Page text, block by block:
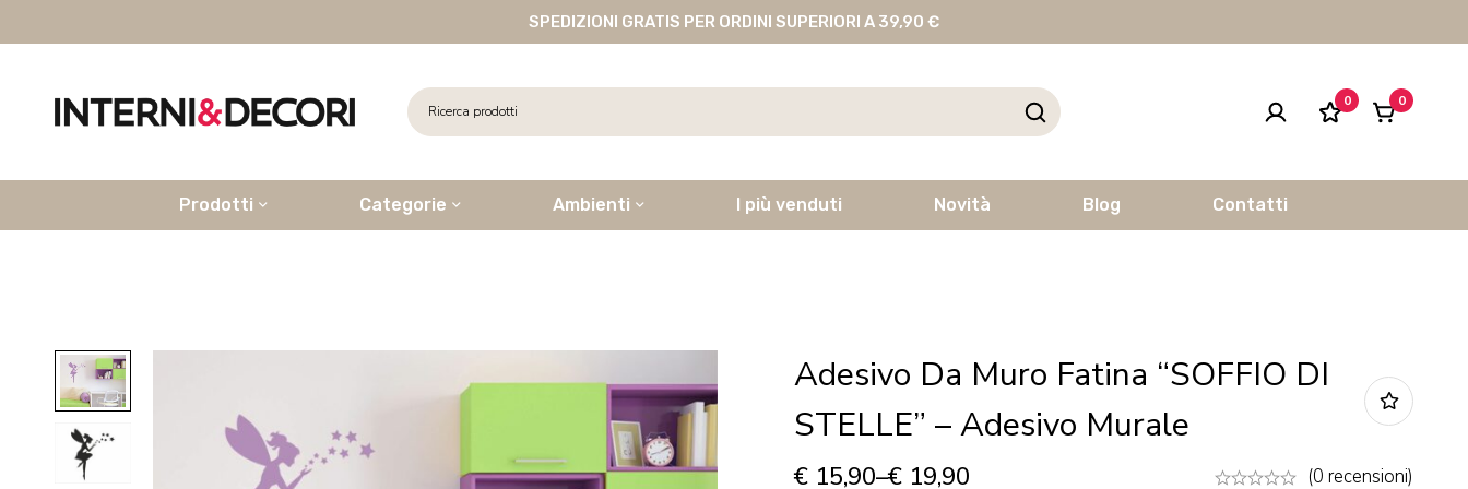
SPEDIZIONI GRATIS PER ORDINI SUPERIORI A 39,90 €
0 0
Prodotti Categorie Ambienti I più venduti Novità Blog Contatti
Adesivo Da Muro Fatina “SOFFIO DI
STELLE” – Adesivo Murale
€ 15,90–€ 19,90 (0 recensioni)